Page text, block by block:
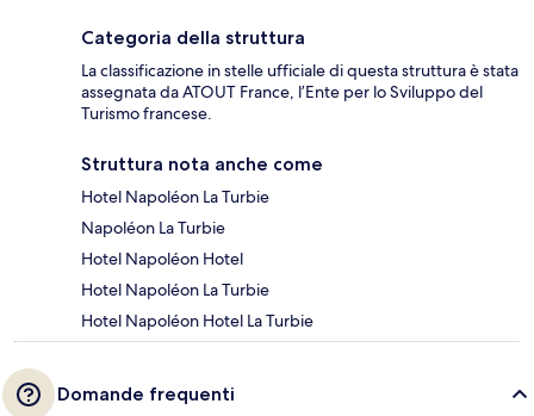
Categoria della struttura
La classificazione in stelle ufficiale di questa struttura è stata
assegnata da ATOUT France, l’Ente per lo Sviluppo del
Turismo francese.
Struttura nota anche come
Hotel Napoléon La Turbie
Napoléon La Turbie
Hotel Napoléon Hotel
Hotel Napoléon La Turbie
Hotel Napoléon Hotel La Turbie
Domande frequenti